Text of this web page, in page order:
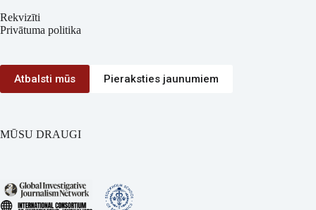
Rekvizīti
Privātuma politika
Atbalsti mūs Pieraksties jaunumiem
MŪSU DRAUGI